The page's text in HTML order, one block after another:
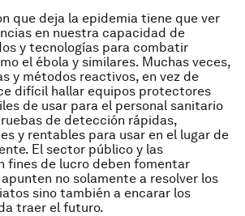
que deja la epidemia tiene que ver
en nuestra capacidad de
y tecnologías para combatir
el ébola y similares. Muchas veces,
y métodos reactivos, en vez de
difícil hallar equipos protectores
de usar para el personal sanitario
de detección rápidas,
y rentables para usar en el lugar de
El sector público y las
fines de lucro deben fomentar
no solamente a resolver los
sino también a encarar los
traer el futuro.